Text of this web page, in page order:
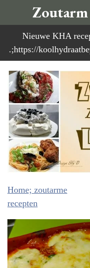
direct
naar
de
Nieuwe KHA
.;https://
Home; zoutarme
recepten